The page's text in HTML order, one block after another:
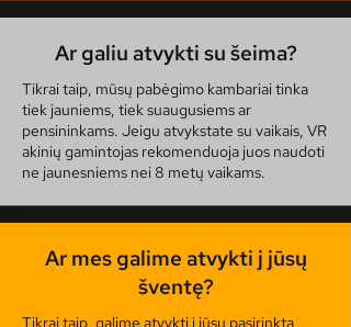
Ar galiu atvykti su šeima?
Tikrai taip, mūsų pabėgimo kambariai tinka
tiek jauniems, tiek suaugusiems ar
pensininkams. Jeigu atvykstate su vaikais, VR
akinių gamintojas rekomenduoja juos naudoti
ne jaunesniems nei 8 metų vaikams.
Ar mes galime atvykti j jūsų
šventę?
Tikrai taip, galime atvykti i jūsų pasirinktą